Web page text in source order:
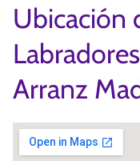
Ubicación
Arranz